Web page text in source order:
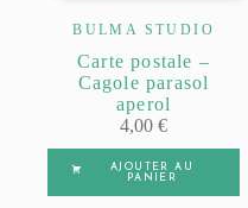
BULMA STUDIO
Carte postale –
Cagole parasol
aperol
4,00€
AJOUTER AU
PANIER